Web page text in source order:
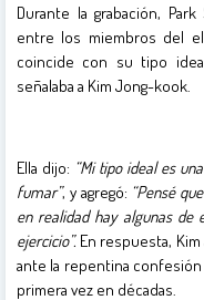
Durante la grabación,
entre los miembros del
coincide con su tipo
señalaba a Kim Jong-kook.
Ella dijo: “Mi tipo ideal es
fumar”, y agregó: “Pensé
en realidad hay algunas de
ejercicio”. En respuesta,
ante la repentina
primera vez en décadas.